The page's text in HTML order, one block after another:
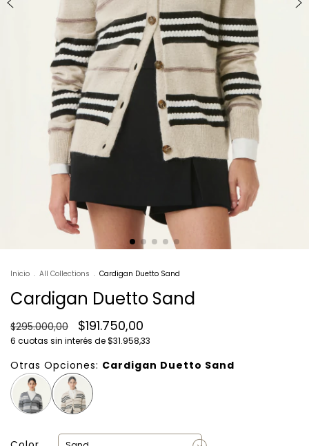
Inicio . All Collections . Cardigan Duetto Sand
Cardigan Duetto Sand
$295.000,00 $191.750,00
6 cuotas sin interés de$31.958,33
Otras Opciones: Cardigan Duetto Sand